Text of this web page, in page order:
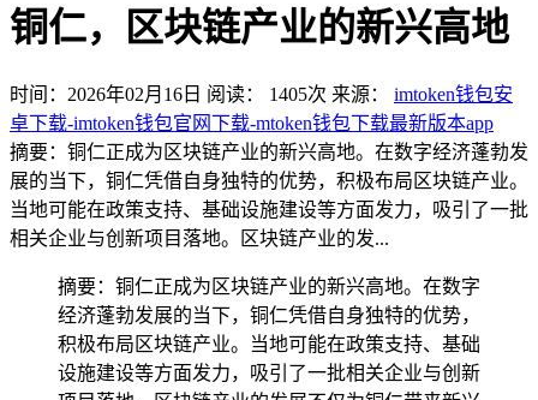
铜仁，区块链产业的新兴高地
时间：2026年02月16日 阅读： 1405次 来源： imtoken钱包安
卓下载-imtoken钱包官网下载-mtoken钱包下载最新版本app
摘要：铜仁正成为区块链产业的新兴高地。在数字经济蓬勃发
展的当下，铜仁凭借自身独特的优势，积极布局区块链产业。
当地可能在政策支持、基础设施建设等方面发力，吸引了一批
相关企业与创新项目落地。区块链产业的发...
摘要：铜仁正成为区块链产业的新兴高地。在数字
经济蓬勃发展的当下，铜仁凭借自身独特的优势，
积极布局区块链产业。当地可能在政策支持、基础
设施建设等方面发力，吸引了一批相关企业与创新